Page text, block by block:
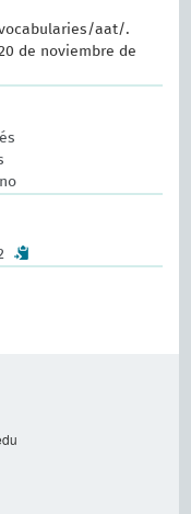
aat/.
de noviembre de